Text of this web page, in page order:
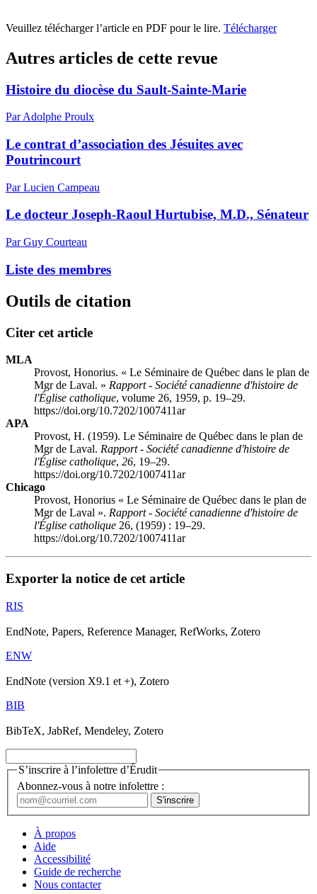
Veuillez télécharger l’article en PDF pour le lire. Télécharger
Autres articles de cette revue
Histoire du diocèse du Sault-Sainte-Marie
Par Adolphe Proulx
Le contrat d’association des Jésuites avec
Poutrincourt
Par Lucien Campeau
Le docteur Joseph-Raoul Hurtubise, M.D., Sénateur
Par Guy Courteau
Liste des membres
Outils de citation
Citer cet article
MLA
Provost, Honorius. « Le Séminaire de Québec dans le plan de
Mgr de Laval. » Rapport - Société canadienne d'histoire de
l'Église catholique, volume 26, 1959, p. 19–29.
https://doi.org/10.7202/1007411ar
APA
Provost, H. (1959). Le Séminaire de Québec dans le plan de
Mgr de Laval. Rapport - Société canadienne d'histoire de
l'Église catholique, 26, 19–29.
https://doi.org/10.7202/1007411ar
Chicago
Provost, Honorius « Le Séminaire de Québec dans le plan de
Mgr de Laval ». Rapport - Société canadienne d'histoire de
l'Église catholique 26, (1959) : 19–29.
https://doi.org/10.7202/1007411ar
Exporter la notice de cet article
RIS
EndNote, Papers, Reference Manager, RefWorks, Zotero
ENW
EndNote (version X9.1 et +), Zotero
BIB
BibTeX, JabRef, Mendeley, Zotero
S’inscrire à l’infolettre d’Érudit
Abonnez-vous à notre infolettre :
À propos
Aide
Accessibilité
Guide de recherche
Nous contacter